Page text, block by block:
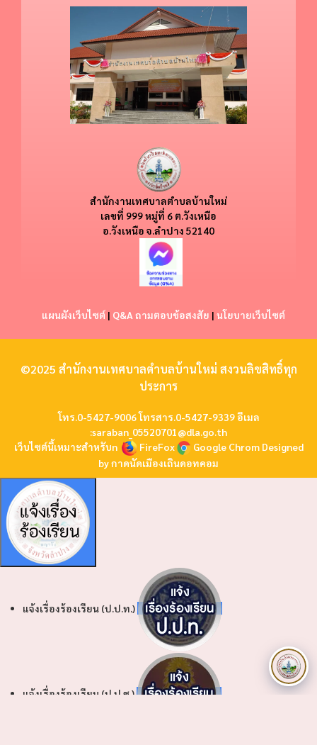
สำนักงานเทศบาลตำบลบ้านใหม่
​​เลขที่ 999 หมู่ที่ 6 ต.วังเหนือ
อ.วังเหนือ จ.ลำปาง 52140
แผนผังเว็บไซต์ | Q&A ถามตอบข้อสงสัย | นโยบายเว็บไซต์
©2025 สำนักงานเทศบาลตำบลบ้านใหม่ สงวนลิขสิทธิ์ทุก
ประการ
โทร.0-5427-9006 โทรสาร.0-5427-9339 อีเมล
:saraban_05520701@dla.go.th
เว็บไซต์นี้เหมาะสำหรับn
FireFox Google Chrom Designed
byกาดนัดเมืองเถินดอทคอม
แจ้งเรื่องร้องเรียน (ป.ป.ท.)
แจ้งเรื่องร้องเรียน (ป.ป.ช.)